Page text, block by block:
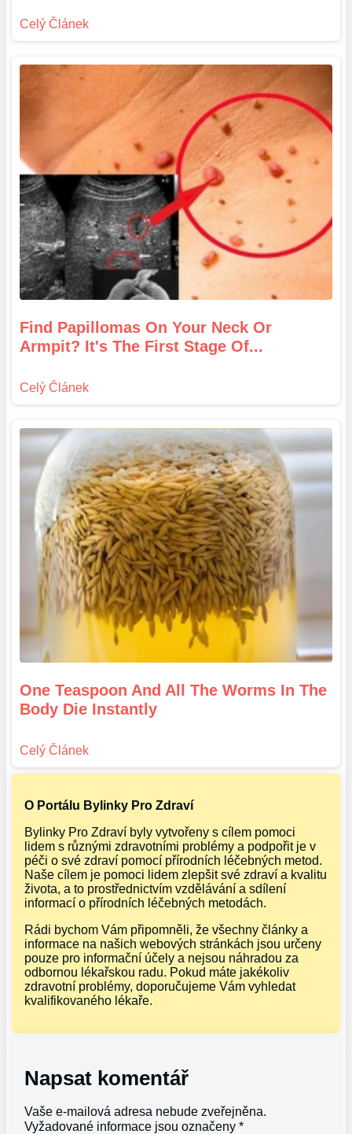
Find Papillomas On Your Neck Or
Armpit? It's The First Stage Of...
One Teaspoon And All The Worms In The
Body Die Instantly
O Portálu Bylinky Pro Zdraví
Bylinky Pro Zdraví byly vytvořeny s cílem pomoci
lidem s různými zdravotními problémy a podpořit je v
péči o své zdraví pomocí přírodních léčebných metod.
Naše cílem je pomoci lidem zlepšit své zdraví a kvalitu
života, a to prostřednictvím vzdělávání a sdílení
informací o přírodních léčebných metodách.
Rádi bychom Vám připomněli, že všechny články a
informace na našich webových stránkách jsou určeny
pouze pro informační účely a nejsou náhradou za
odbornou lékařskou radu. Pokud máte jakékoliv
zdravotní problémy, doporučujeme Vám vyhledat
kvalifikovaného lékaře.
Napsat komentář
Vaše e-mailová adresa nebude zveřejněna.
Vyžadované informace jsou označeny*